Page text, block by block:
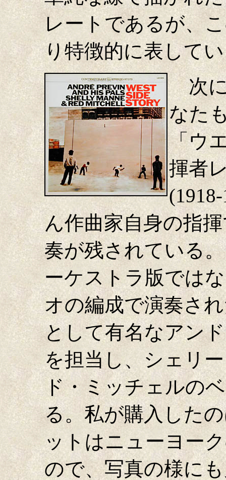
レートであるが、
り特徴的に表して
次に
なた
「ウ
揮者
ん作曲家自身の指
奏が残されている
ーケストラ版では
オの編成で演奏さ
として有名なアン
を担当し、シェリ
ド・ミッチェルの
る。私が購入した
ットはニューヨー
ので、写真の様に